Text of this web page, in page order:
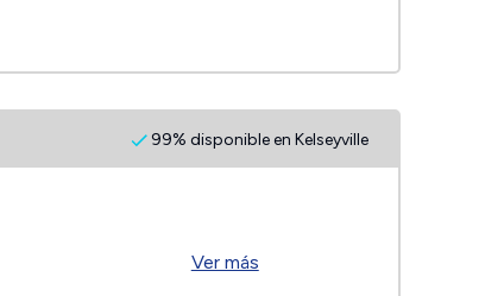
99% disponible en Kelseyville
Ver más